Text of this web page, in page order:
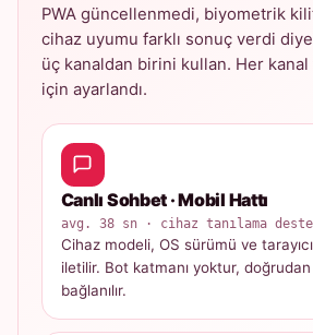
PWA güncellenmedi, biyometrik
cihaz uyumu farklı sonuç verdi
üç kanaldan birini kullan. Her kanal
için ayarlandı.
Canlı Sohbet · Mobil Hattı
avg. 38 sn · cihaz tanılama
Cihaz modeli, OS sürümü ve
iletilir. Bot katmanı yoktur,
bağlanılır.